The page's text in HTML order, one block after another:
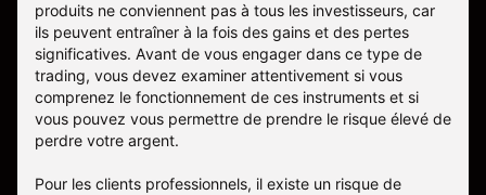
produits ne conviennent pas à tous les investisseurs, car
ils peuvent entraîner à la fois des gains et des pertes
significatives. Avant de vous engager dans ce type de
trading, vous devez examiner attentivement si vous
comprenez le fonctionnement de ces instruments et si
vous pouvez vous permettre de prendre le risque élevé de
perdre votre argent.
Pour les clients professionnels, il existe un risque de